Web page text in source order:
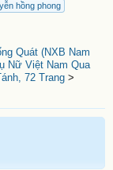
hồng phong
Quát (NXB Nam
Nữ Việt Nam Qua
72 Trang>